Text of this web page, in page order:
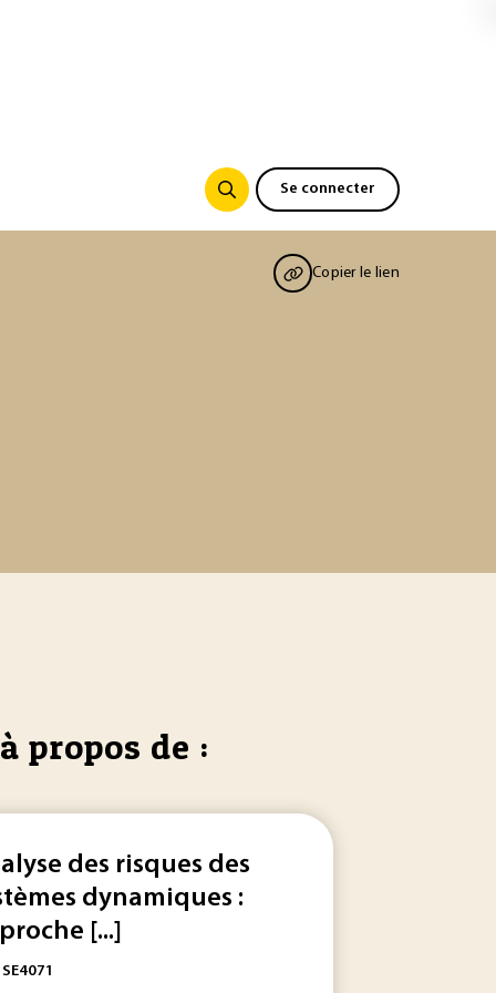
Se connecter
Copier le lien
propos de :
fois... internes et externes de ces processus. C’est une
des risques des
dynamiques :
[...]